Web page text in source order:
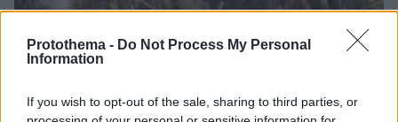
Protothema - Do Not Process My Personal
Information
If you wish to opt-out of the sale, sharing to third parties, or
06.08.2026, 16:39